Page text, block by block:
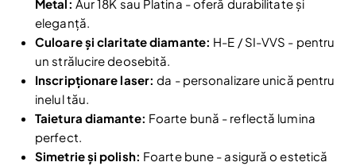
Metal: Aur 18K sau Platina - oferă durabilitate și
eleganță.
Culoare și claritate diamante: H-E / SI-VVS - pentru
un strălucire deosebită.
Inscripționare laser: da - personalizare unică pentru
inelul tău.
Taietura diamante: Foarte bună - reflectă lumina
perfect.
Simetrie și polish: Foarte bune - asigură o estetică